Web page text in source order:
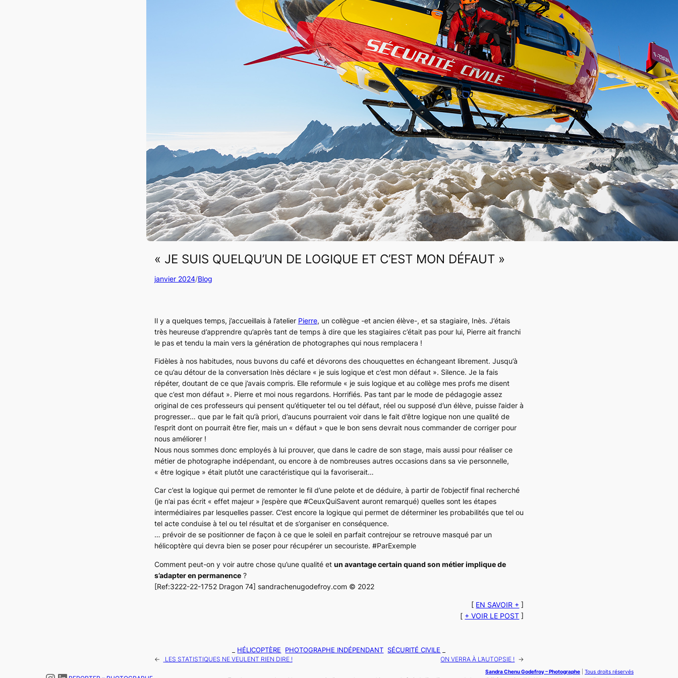
« JE SUIS QUELQU’UN DE LOGIQUE ET C’EST MON DÉFAUT »
janvier 2024/Blog
Il y a quelques temps, j’accueillais à l’atelier Pierre, un collègue -et ancien élève-, et sa stagiaire, Inès. J’étais
très heureuse d’apprendre qu’après tant de temps à dire que les stagiaires c’était pas pour lui, Pierre ait franchi
le pas et tendu la main vers la génération de photographes qui nous remplacera !
Fidèles à nos habitudes, nous buvons du café et dévorons des chouquettes en échangeant librement. Jusqu’à
ce qu’au détour de la conversation Inès déclare « je suis logique et c’est mon défaut ». Silence. Je la fais
répéter, doutant de ce que j’avais compris. Elle reformule « je suis logique et au collège mes profs me disent
que c’est mon défaut ». Pierre et moi nous regardons. Horrifiés. Pas tant par le mode de pédagogie assez
original de ces professeurs qui pensent qu’étiqueter tel ou tel défaut, réel ou supposé d’un élève, puisse l’aider à
progresser… que par le fait qu’à priori, d’aucuns pourraient voir dans le fait d’être logique non une qualité de
l’esprit dont on pourrait être fier, mais un « défaut » que le bon sens devrait nous commander de corriger pour
nous améliorer !
Nous nous sommes donc employés à lui prouver, que dans le cadre de son stage, mais aussi pour réaliser ce
métier de photographe indépendant, ou encore à de nombreuses autres occasions dans sa vie personnelle,
« être logique » était plutôt une caractéristique qui la favoriserait…
Car c’est la logique qui permet de remonter le fil d’une pelote et de déduire, à partir de l’objectif final recherché
(je n’ai pas écrit « effet majeur » j’espère que #CeuxQuiSaventauront remarqué) quelles sont les étapes
intermédiaires par lesquelles passer. C’est encore la logique qui permet de déterminer les probabilités que tel ou
tel acte conduise à tel ou tel résultat et de s’organiser en conséquence.
… prévoir de se positionner de façon à ce que le soleil en parfait contrejour se retrouve masqué par un
hélicoptère qui devra bien se poser pour récupérer un secouriste. #ParExemple
Comment peut-on y voir autre chose qu’une qualité et un avantage certain quand son métier implique de
s’adapter en permanence?
[Ref:3222-22-1752 Dragon 74] sandrachenugodefroy.com © 2022
[ EN SAVOIR + ]
[ + VOIR LE POST ]
HÉLICOPTÈRE PHOTOGRAPHE INDÉPENDANT SÉCURITÉ CIVILE
←
LES STATISTIQUES NE VEULENT RIEN DIRE ! ON VERRA À L’AUTOPSIE ! →
Sandra Chenu Godefroy – Photographe| Tous droits réservés